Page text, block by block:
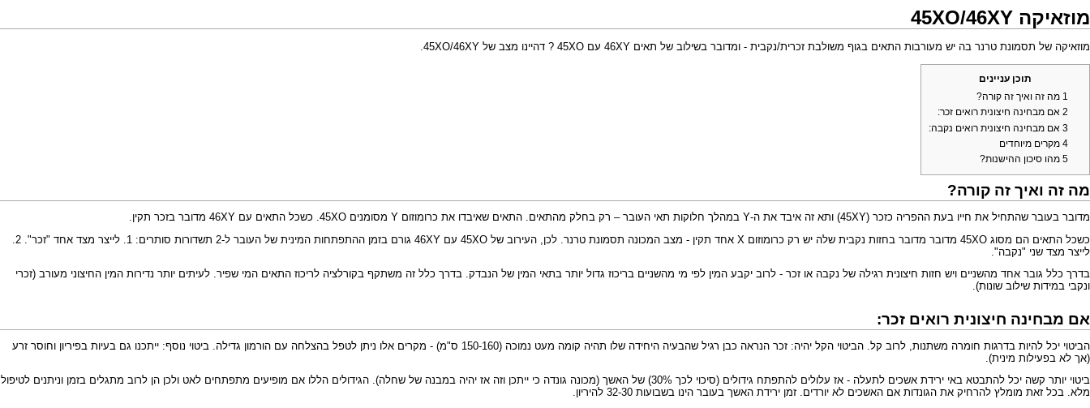
מוזאיקה 45XO/46XY
מוזאיקה של תסמונת טרנר בה יש מעורבות התאים בגוף משולבת זכרית/נקבית - ומדובר בשילוב של תאים 46XY עם 45XO ? דהיינו מצב של 45XO/46XY.
תוכן עניינים
1 מה זה ואיך זה קורה?
2 אם מבחינה חיצונית רואים זכר:
3 אם מבחינה חיצונית רואים נקבה:
4 מקרים מיוחדים
5 מהו סיכון ההישנות?
מה זה ואיך זה קורה?
מדובר בעובר שהתחיל את חייו בעת ההפריה כזכר (45XY) ותא זה איבד את ה-Y במהלך חלוקות תאי העובר – רק בחלק מהתאים. התאים שאיבדו את כרומוזום Y מסומנים 45XO. כשכל התאים עם 46XY מדובר בזכר תקין.
כשכל התאים הם מסוג 45XO מדובר מדובר בחזות נקבית שלה יש רק כרומוזום X אחד תקין - מצב המכונה
תסמונת טרנר
לייצר מצד שני "נקבה".
בדרך כלל גובר אחד מהשניים ויש חזות חיצונית רגילה של נקבה או זכר - לרוב יקבע המין לפי מי מהשניים בריכוז גדול יותר בתאי המין של הנבדק. בדרך כלל זה משתקף בקורלציה לריכוז התאים המי שפיר. לעיתים יותר נדירות המין החיצוני מעורב (זכרי
ונקבי במידות שילוב שונות).
אם מבחינה חיצונית רואים זכר:
הביטוי יכל להיות בדרגות חומרה משתנות, לרוב קל. הביטוי הקל יהיה: זכר הנראה כבן רגיל שהבעיה היחידה שלו תהיה קומה מעט נמוכה (150-160 ס"מ) - מקרים אלו ניתן לטפל בהצלחה עם הורמון גדילה. ביטוי נוסף: ייתכנו גם בעיות בפיריון וחוסר זרע
(אך לא בפעילות מינית).
ביטוי יותר קשה יכל להתבטא באי ירידת אשכים לתעלה - אז עלולים להתפתח גידולים (סיכוי לכך 30%) של האשך (מכונה גונדה כי ייתכן וזה אז יהיה במבנה של שחלה). הגידולים הללו אם מופיעים מתפתחים לאט ולכן הן לרוב מתגלים בזמן וניתנים לטיפול
מלא. בכל זאת מומלץ להרחיק את הגונדות אם האשכים לא יורדים. זמן ירידת האשך בעובר הינו בשבועות 32-30 להיריון.